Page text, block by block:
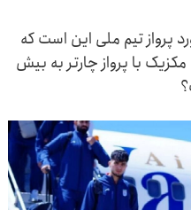
پرواز تیم ملی این است که
با پرواز چارتر به بیش